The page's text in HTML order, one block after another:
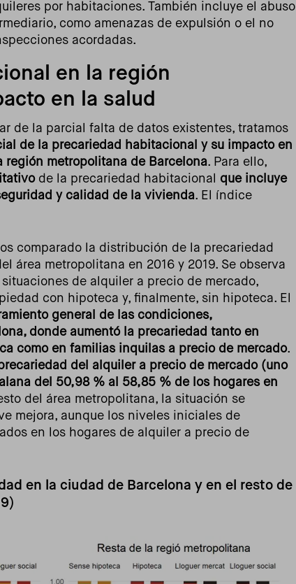
por habitaciones. También incluye el abuso
como amenazas de expulsión o el no
acordadas.
en la región
en la salud
de la parcial falta de datos existentes, tratamos
de la precariedad habitacional y su impacto en
región metropolitana de Barcelona. Para ello,
de la precariedad habitacional que incluye
y calidad de la vivienda. El índice
comparado la distribución de la precariedad
área metropolitana en 2016 y 2019. Se observa
de alquiler a precio de mercado,
con hipoteca y, finalmente, sin hipoteca. El
general de las condiciones,
donde aumentó la precariedad tanto en
como en familias inquilas a precio de mercado.
del alquiler a precio de mercado (uno
del 50,98 % al 58,85 % de los hogares en
del área metropolitana, la situación se
mejora, aunque los niveles iniciales de
en los hogares de alquiler a precio de
en la ciudad de Barcelona y en el resto de